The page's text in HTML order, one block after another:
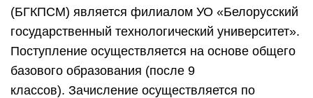
(БГКПСМ) является филиалом УО «Белорусский
государственный технологический университет».
Поступление осуществляется на основе общего
базового образования (после 9
классов). Зачисление осуществляется по